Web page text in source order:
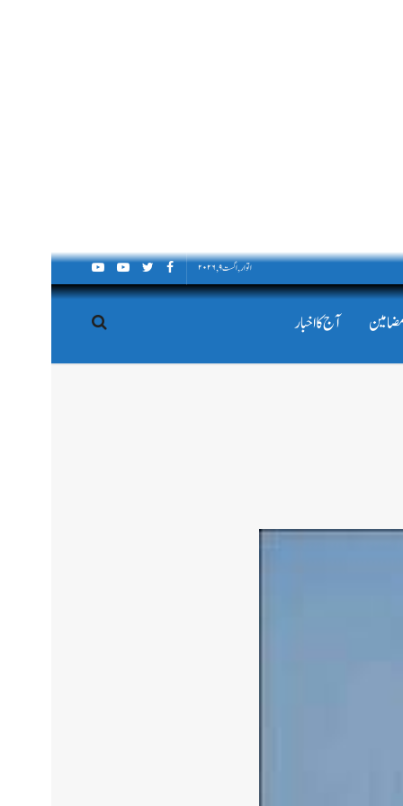
اتوار, اگست ۹, ۲۰۲۶
آج کا اخبار